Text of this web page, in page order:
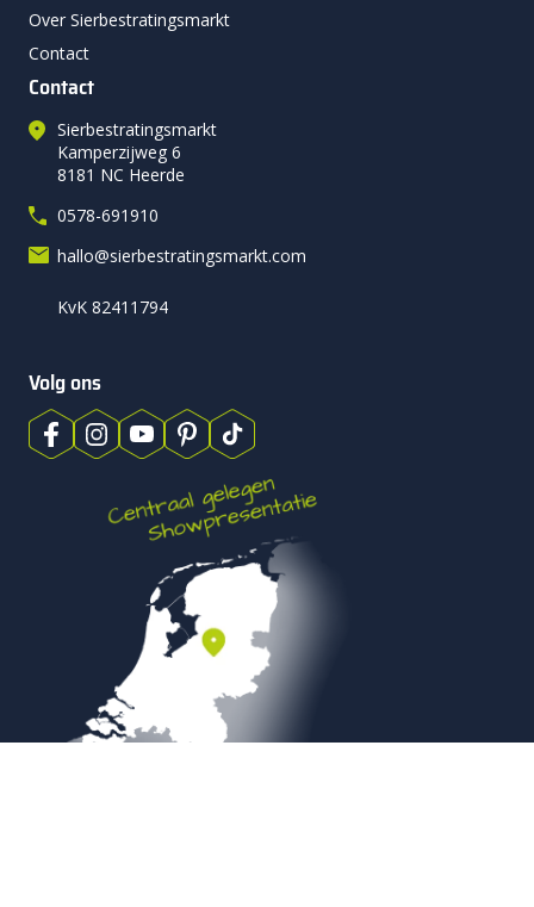
Over Sierbestratingsmarkt
Contact
Contact
Sierbestratingsmarkt
Kamperzijweg 6
8181 NC Heerde
0578-691910
hallo@sierbestratingsmarkt.com
KvK 82411794
Volg ons